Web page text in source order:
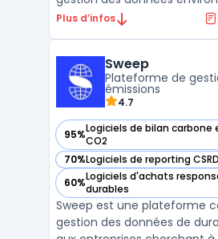
sociales et de gouvernance
Envizi automatise la collecte
types de données, ...
Plus d’infos
Sweep
Plateforme de
émissions
4.7
95%Logiciels de bilan
CO2
— voir Sweep dans cette
70%Logiciels de reporting CSRD
— voir Sweep dans cette
60%Logiciels d'achats
durables
— voir Sweep dans cette
Sweep est une plateforme
gestion des données de